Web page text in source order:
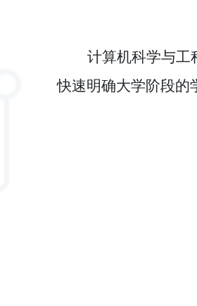
计算机科学与工
快速明确大学阶段的